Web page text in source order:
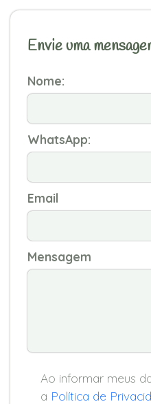
Envie uma
Nome:
WhatsApp:
Email
Mensagem
Ao informar meus
a Política de